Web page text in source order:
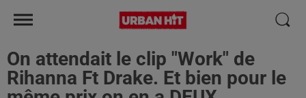
On attendait le clip "Work" de
Rihanna Ft Drake. Et bien pour le